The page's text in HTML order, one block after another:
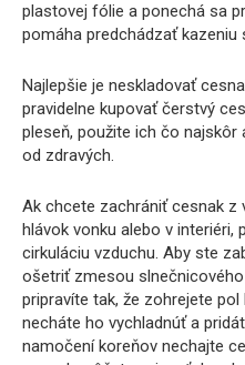
plastovej fólie a ponechá sa
pomáha predchádzať
Najlepšie je neskladovať
pravidelne kupovať čerstvý
pleseň, použite ich čo
od zdravých.
Ak chcete zachrániť cesnak z
hlávok vonku alebo v interiéri,
cirkuláciu vzduchu. Aby ste
ošetriť zmesou
pripravíte tak, že zohrejete
necháte ho vychladnúť a
namočení koreňov nechajte